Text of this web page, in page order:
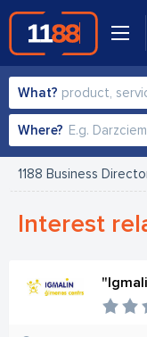
What?
Where?
1188 Business
Interest